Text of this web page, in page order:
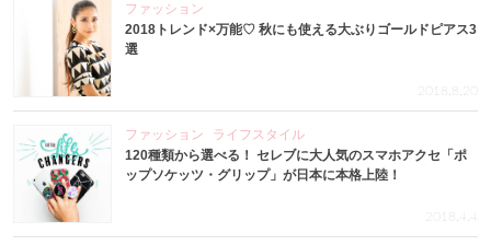
ファッション
2018トレンド×万能♡ 秋にも使える大ぶりゴールドピアス3
選
2018.8.20
ファッション
ライフスタイル
120種類から選べる！ セレブに大人気のスマホアクセ「ポ
ップソケッツ・グリップ」が日本に本格上陸！
2018.4.4